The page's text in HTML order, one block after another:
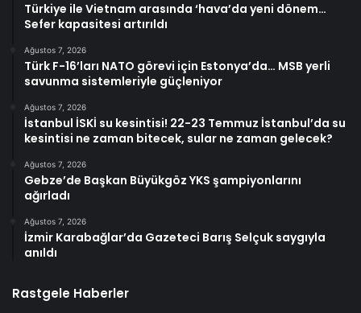
Türkiye ile Vietnam arasında ‘hava’da yeni dönem…
Sefer kapasitesi artırıldı
Ağustos 7, 2026
Türk F-16’ları NATO görevi için Estonya’da… MSB yerli
savunma sistemleriyle güçleniyor
Ağustos 7, 2026
İstanbul İSKİ su kesintisi! 22-23 Temmuz İstanbul’da su
kesintisi ne zaman bitecek, sular ne zaman gelecek?
Ağustos 7, 2026
Gebze’de Başkan Büyükgöz YKS şampiyonlarını
ağırladı
Ağustos 7, 2026
İzmir Karabağlar’da Gazeteci Barış Selçuk saygıyla
anıldı
Rastgele Haberler